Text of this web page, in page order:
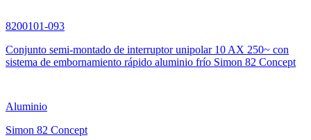
8200101-093
Conjunto semi-montado de interruptor unipolar 10 AX 250~ con
sistema de embornamiento rápido aluminio frío Simon 82 Concept
Aluminio
Simon 82 Concept